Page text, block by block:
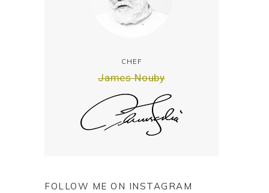
CHEF
James Nouby
FOLLOW ME ON INSTAGRAM